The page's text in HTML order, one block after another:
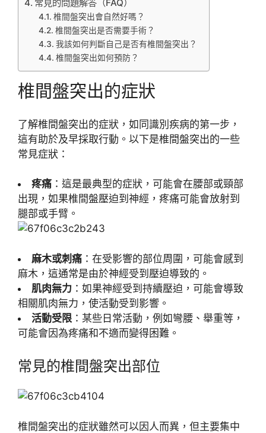
常見的問題解答（FAQ）
椎間盤突出會自然好嗎？
椎間盤突出是否需要手術？
我該如何判斷自己是否有椎間盤突出？
椎間盤突出如何預防？
椎間盤突出的症狀
了解椎間盤突出的症狀，如同識別疾病的第一步，
這有助於及早採取行動。以下是椎間盤突出的一些
常見症狀：
疼痛 ：這是最典型的症狀，可能會在腰部或頸部
出現，如果椎間盤壓迫到神經，疼痛可能會放射到
腿部或手臂。
麻木或刺痛 ：在受影響的部位周圍，可能會感到
麻木，這通常是由於神經受到壓迫導致的。
肌肉無力 ：如果神經受到持續壓迫，可能會導致
相關肌肉無力，使活動受到影響。
活動受限 ：某些日常活動，例如彎腰、舉重等，
可能會因為疼痛和不適而變得困難。
常見的椎間盤突出部位
椎間盤突出的症狀雖然可以因人而異，但主要集中